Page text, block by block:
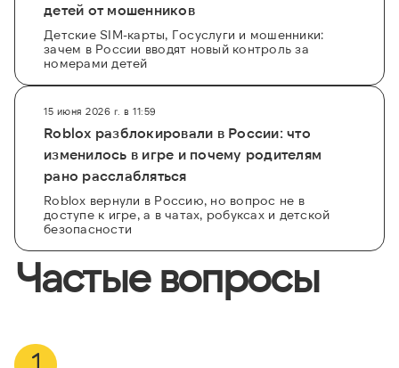
детей от мошенников
Детские SIM-карты, Госуслуги и мошенники:
зачем в России вводят новый контроль за
номерами детей
15 июня 2026 г. в 11:59
Roblox разблокировали в России: что
изменилось в игре и почему родителям
рано расслабляться
Roblox вернули в Россию, но вопрос не в
доступе к игре, а в чатах, робуксах и детской
безопасности
Частые вопросы